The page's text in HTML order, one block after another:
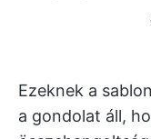
Ezeknek a
a gondolat áll,